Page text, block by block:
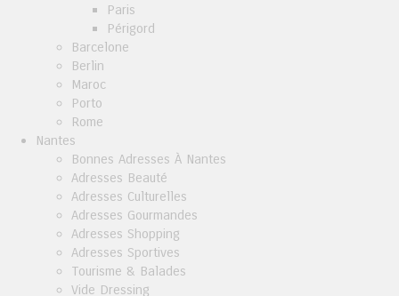
Paris
Périgord
Barcelone
Berlin
Maroc
Porto
Rome
Nantes
Bonnes Adresses À Nantes
Adresses Beauté
Adresses Culturelles
Adresses Gourmandes
Adresses Shopping
Adresses Sportives
Tourisme & Balades
Vide Dressing